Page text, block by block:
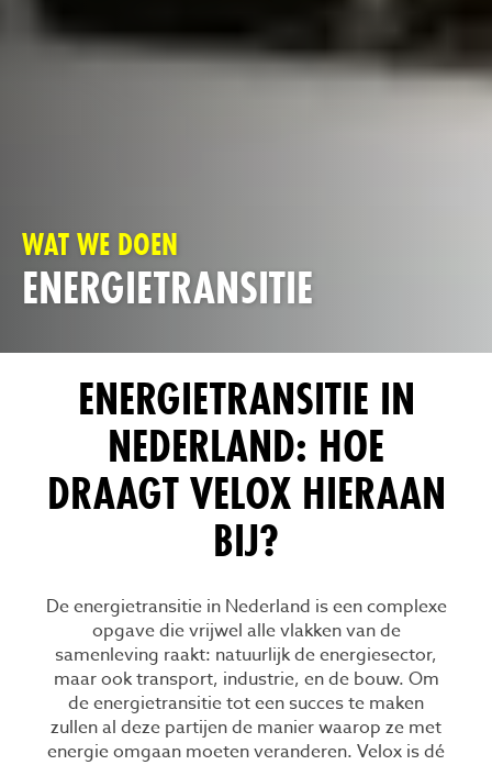
ENERGIETRANSITIE
WAT WE DOEN
ENERGIETRANSITIE IN
NEDERLAND: HOE
DRAAGT VELOX HIERAAN
BIJ?
De energietransitie in Nederland is een complexe
opgave die vrijwel alle vlakken van de
samenleving raakt: natuurlijk de energiesector,
maar ook transport, industrie, en de bouw. Om
de energietransitie tot een succes te maken
zullen al deze partijen de manier waarop ze met
energie omgaan moeten veranderen. Velox is dé